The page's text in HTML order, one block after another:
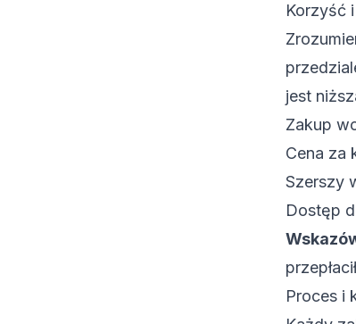
Korzyść
jest
Zakup
Cena za
Szerszy
Dostęp
Proces i